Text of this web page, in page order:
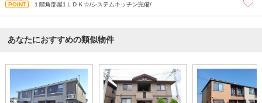
１階角部屋1ＬＤＫ☆/システムキッチン完備/
あなたにおすすめの類似物件